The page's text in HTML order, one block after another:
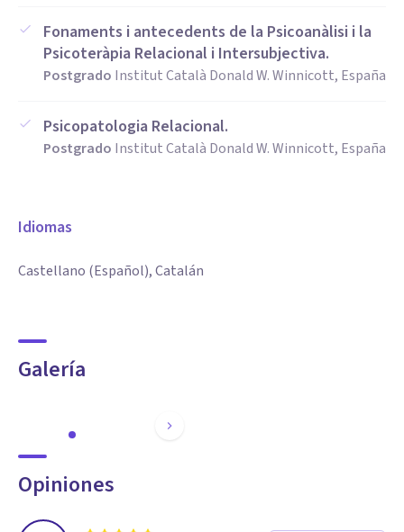
Fonaments i antecedents de la Psicoanàlisi i la
Psicoteràpia Relacional i Intersubjectiva.
Postgrado Institut Català Donald W. Winnicott, España
Psicopatologia Relacional.
Postgrado Institut Català Donald W. Winnicott, España
Idiomas
Castellano (Español), Catalán
Galería
Opiniones